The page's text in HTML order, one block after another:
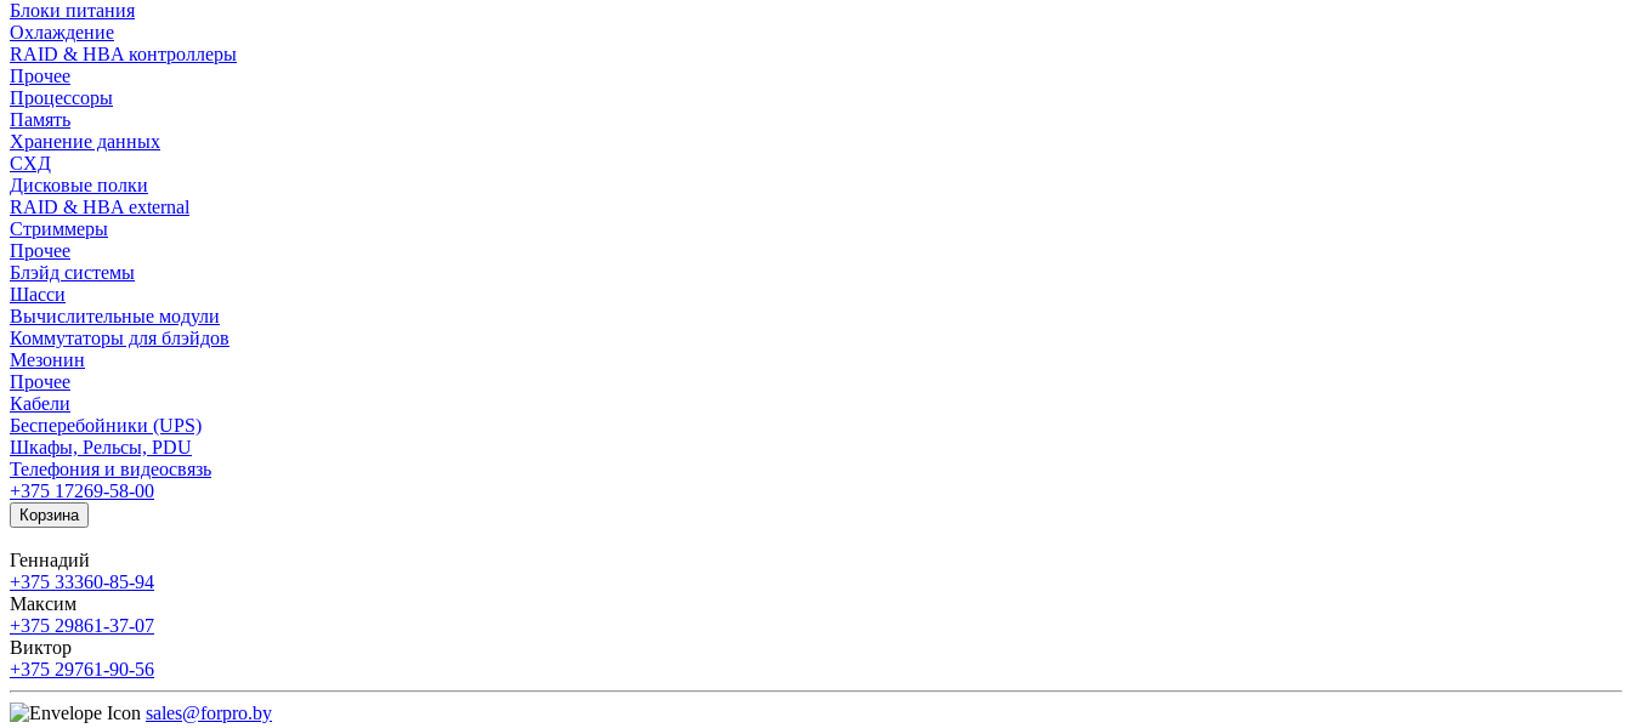
Блоки питания
Охлаждение
RAID & HBA контроллеры
Прочее
Процессоры
Память
Хранение данных
СХД
Дисковые полки
RAID & HBA external
Стриммеры
Прочее
Блэйд системы
Шасси
Вычислительные модули
Коммутаторы для блэйдов
Мезонин
Прочее
Кабели
Бесперебойники (UPS)
Шкафы, Рельсы, PDU
Телефония и видеосвязь
+375 17269-58-00
Корзина
Геннадий
+375 33360-85-94
Максим
+375 29861-37-07
Виктор
+375 29761-90-56
sales@forpro.by